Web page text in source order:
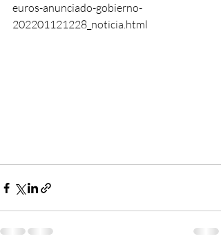
euros-anunciado-gobierno-
202201121228_noticia.html